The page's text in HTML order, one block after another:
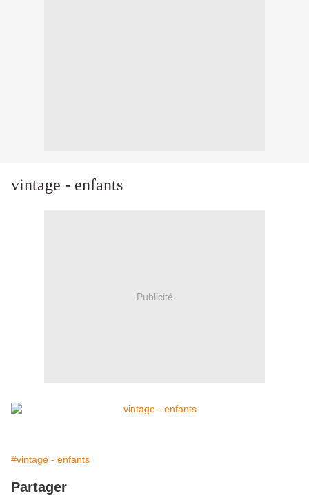
vintage - enfants
Publicité
#vintage - enfants
Partager